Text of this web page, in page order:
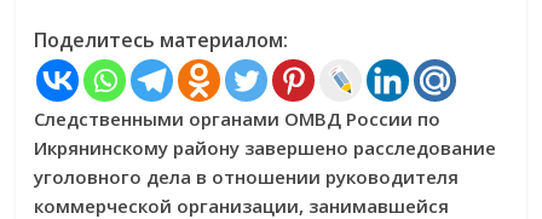
Поделитесь материалом:
Следственными органами ОМВД России по
Икрянинскому району завершено расследование
уголовного дела в отношении руководителя
коммерческой организации, занимавшейся